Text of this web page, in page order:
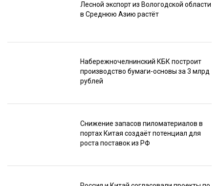
Лесной экспорт из Вологодской области
в Среднюю Азию растёт
Набережночелнинский КБК построит
производство бумаги-основы за 3 млрд
рублей
Снижение запасов пиломатериалов в
портах Китая создаёт потенциал для
роста поставок из РФ